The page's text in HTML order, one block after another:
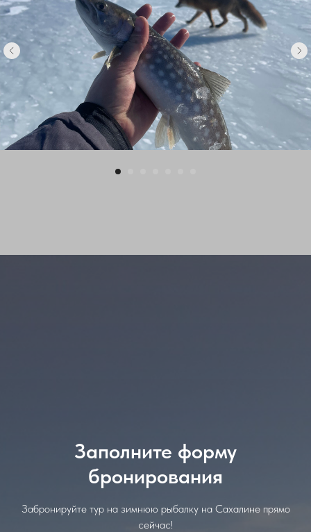
Заполните форму
бронирования
Забронируйте тур на зимнюю рыбалку на Сахалине прямо
сейчас!